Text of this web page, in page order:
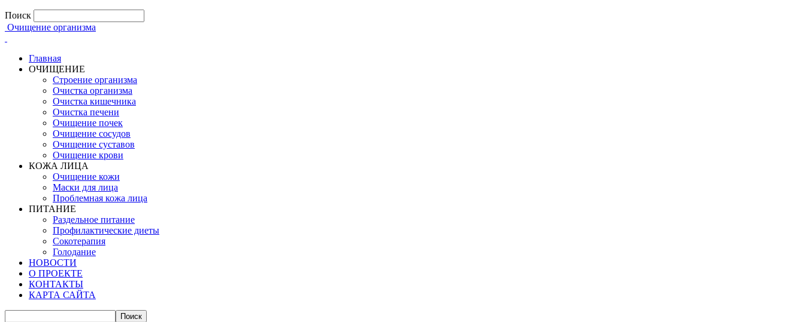
Поиск
Очищение организма
Главная
ОЧИЩЕНИЕ
Строение организма
Очистка организма
Очистка кишечника
Очистка печени
Очищение почек
Очищение сосудов
Очищение суставов
Очищение крови
КОЖА ЛИЦА
Очищение кожи
Маски для лица
Проблемная кожа лица
ПИТАНИЕ
Раздельное питание
Профилактические диеты
Сокотерапия
Голодание
НОВОСТИ
О ПРОЕКТЕ
КОНТАКТЫ
КАРТА САЙТА